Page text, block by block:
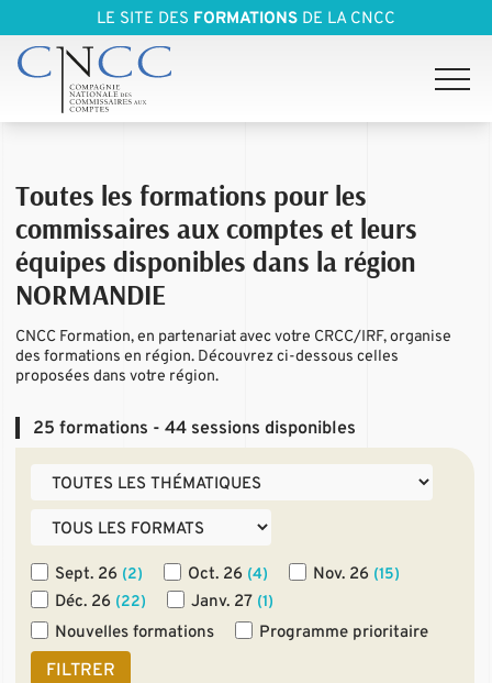
LE SITE DES FORMATIONS DE LA CNCC
Toutes les formations pour les
commissaires aux comptes et leurs
équipes disponibles dans la région
NORMANDIE
CNCC Formation, en partenariat avec votre CRCC/IRF, organise
des formations en région. Découvrez ci-dessous celles
proposées dans votre région.
25 formations - 44 sessions disponibles
Sept. 26 (2) Oct. 26 (4) Nov. 26 (15)
Déc. 26 (22) Janv. 27 (1)
Nouvelles formations Programme prioritaire
FILTRER